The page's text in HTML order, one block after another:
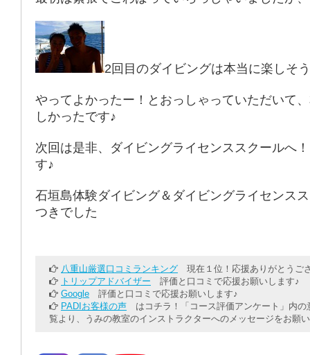
2回目のダイビングは本当に楽しそ
やってよかったー！とおっしゃっていただいて
しかったです♪
次回は是非、ダイビングライセンススクールへ
す♪
石垣島体験ダイビング＆ダイビングライセンス
つきでした
八重山厳選口コミランキング 現在１位！応援ありがとうご
トリップアドバイザー 評価と口コミで応援お願いします♪
Google 評価と口コミで応援お願いします♪
PADIお客様の声 はコチラ！「コース評価アンケート」内の
覧より、うみの教室のインストラクターへのメッセージをお願